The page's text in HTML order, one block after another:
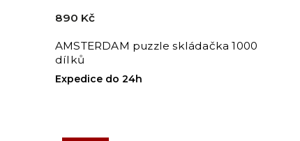
AMSTERDAM puzzle skládačka 1000
dílků
Expedice do 24h
890 Kč